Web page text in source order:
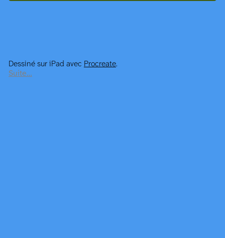
Dessiné sur iPad avec Procreate.
Suite…